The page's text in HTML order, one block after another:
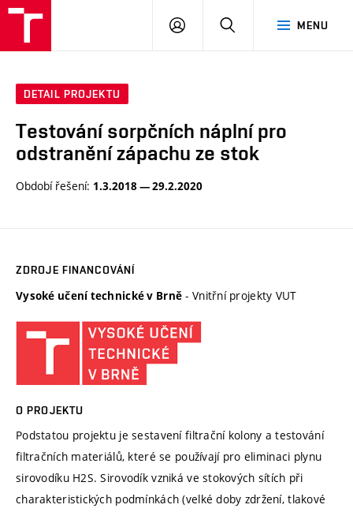
MENU
PŘIHLÁSIT
DETAIL PROJEKTU
Testování sorpčních náplní pro
odstranění zápachu ze stok
Období řešení: 1.3.2018 — 29.2.2020
ZDROJE FINANCOVÁNÍ
Vysoké učení technické v Brně - Vnitřní projekty VUT
O PROJEKTU
Podstatou projektu je sestavení filtrační kolony a testování
filtračních materiálů, které se používají pro eliminaci plynu
sirovodíku H2S. Sirovodík vzniká ve stokových sítích při
charakteristických podmínkách (velké doby zdržení, tlakové